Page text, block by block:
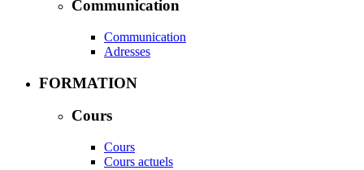
Communication
Communication
Adresses
FORMATION
Cours
Cours
Cours actuels